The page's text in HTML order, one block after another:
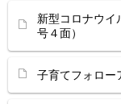
新型コロナウイ
号４面）
子育てフォロー